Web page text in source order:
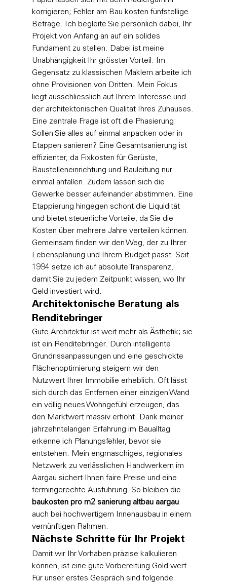
korrigieren; Fehler am Bau kosten fünfstellige
Beträge. Ich begleite Sie persönlich dabei, Ihr
Projekt von Anfang an auf ein solides
Fundament zu stellen. Dabei ist meine
Unabhängigkeit Ihr grösster Vorteil. Im
Gegensatz zu klassischen Maklern arbeite ich
ohne Provisionen von Dritten. Mein Fokus
liegt ausschliesslich auf Ihrem Interesse und
der architektonischen Qualität Ihres Zuhauses.
Eine zentrale Frage ist oft die Phasierung:
Sollen Sie alles auf einmal anpacken oder in
Etappen sanieren? Eine Gesamtsanierung ist
effizienter, da Fixkosten für Gerüste,
Baustelleneinrichtung und Bauleitung nur
einmal anfallen. Zudem lassen sich die
Gewerke besser aufeinander abstimmen. Eine
Etappierung hingegen schont die Liquidität
und bietet steuerliche Vorteile, da Sie die
Kosten über mehrere Jahre verteilen können.
Gemeinsam finden wir den Weg, der zu Ihrer
Lebensplanung und Ihrem Budget passt. Seit
1994 setze ich auf absolute Transparenz,
damit Sie zu jedem Zeitpunkt wissen, wo Ihr
Geld investiert wird.
Architektonische Beratung als
Renditebringer
Gute Architektur ist weit mehr als Ästhetik; sie
ist ein Renditebringer. Durch intelligente
Grundrissanpassungen und eine geschickte
Flächenoptimierung steigern wir den
Nutzwert Ihrer Immobilie erheblich. Oft lässt
sich durch das Entfernen einer einzigen Wand
ein völlig neues Wohngefühl erzeugen, das
den Marktwert massiv erhöht. Dank meiner
jahrzehntelangen Erfahrung im Baualltag
erkenne ich Planungsfehler, bevor sie
entstehen. Mein engmaschiges, regionales
Netzwerk zu verlässlichen Handwerkern im
Aargau sichert Ihnen faire Preise und eine
termingerechte Ausführung. So bleiben die
baukosten pro m2 sanierung altbau aargau
auch bei hochwertigem Innenausbau in einem
vernünftigen Rahmen.
Nächste Schritte für Ihr Projekt
Damit wir Ihr Vorhaben präzise kalkulieren
können, ist eine gute Vorbereitung Gold wert.
Für unser erstes Gespräch sind folgende